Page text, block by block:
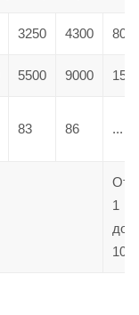
3250 4300 800
5500 9000 150
83 86 ...
От
1
до
10